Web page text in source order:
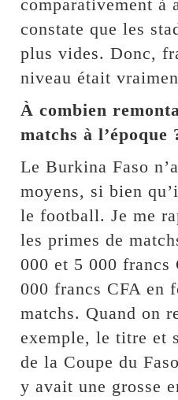
comparativement à
constate que les
plus vides. Donc,
niveau était
À combien
matchs à l’époque
Le Burkina Faso
moyens, si bien
le football. Je me
les primes de
000 et 5 000 francs
000 francs CFA en
matchs. Quand on
exemple, le titre et
de la Coupe du
y avait une grosse